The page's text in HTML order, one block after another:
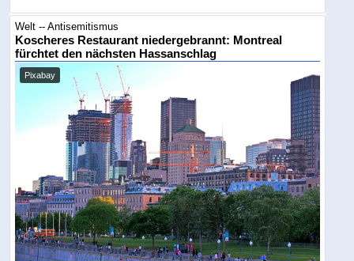
Welt -- Antisemitismus
Koscheres Restaurant niedergebrannt: Montreal
fürchtet den nächsten Hassanschlag
Pixabay